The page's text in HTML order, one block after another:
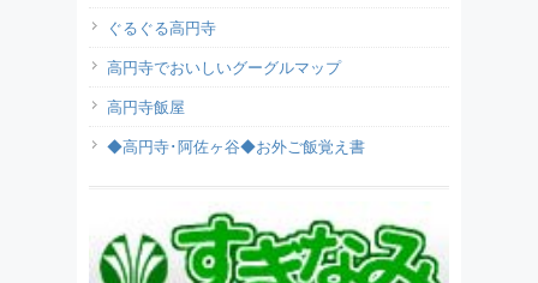
ぐるぐる高円寺
高円寺でおいしいグーグルマップ
高円寺飯屋
◆高円寺･阿佐ヶ谷◆お外ご飯覚え書